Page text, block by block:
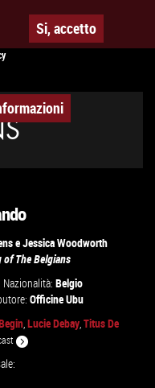
Si, accetto
eJessica Woodworth
of The Belgians
Nazionalità:Belgio
Officine Ubu
,Lucie Debay,Titus De